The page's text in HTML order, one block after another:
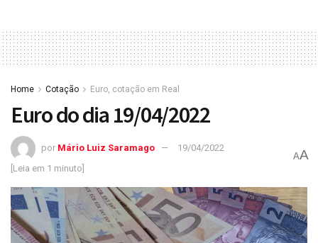
Home Cotação Euro, cotação em Real
Euro do dia 19/04/2022
por Mário Luiz Saramago
19/04/2022
[Leia em 1 minuto]
AA